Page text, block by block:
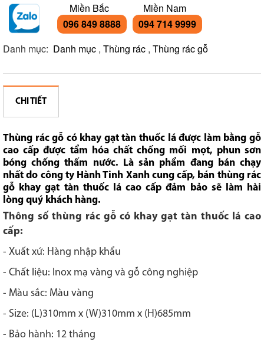
Miền Bắc
096 849 8888
Miền Nam
094 714 9999
Danh mục: Danh mục , Thùng rác , Thùng rác gỗ
CHI TIẾT
Thùng rác gỗ có khay gạt tàn thuốc láđược làm bằng gỗ
cao cấp được tẩm hóa chất chống mối mọt, phun sơn
bóng chống thấm nước. Là sản phẩm đang bán chạy
nhất do công ty Hành Tinh Xanh cung cấp, bán thùng rác
gỗ khay gạt tàn thuốc lá cao cấp đảm bảo sẽ làm hài
lòng quý khách hàng.
Thông số thùng rác gỗ có khay gạt tàn thuốc lá cao
cấp:
- Xuất xứ: Hàng nhập khẩu
- Chất liệu: Inox mạ vàng và gỗ công nghiệp
- Màu sắc: Màu vàng
- Size: (L)310mm x (W)310mm x (H)685mm
- Bảo hành: 12 tháng